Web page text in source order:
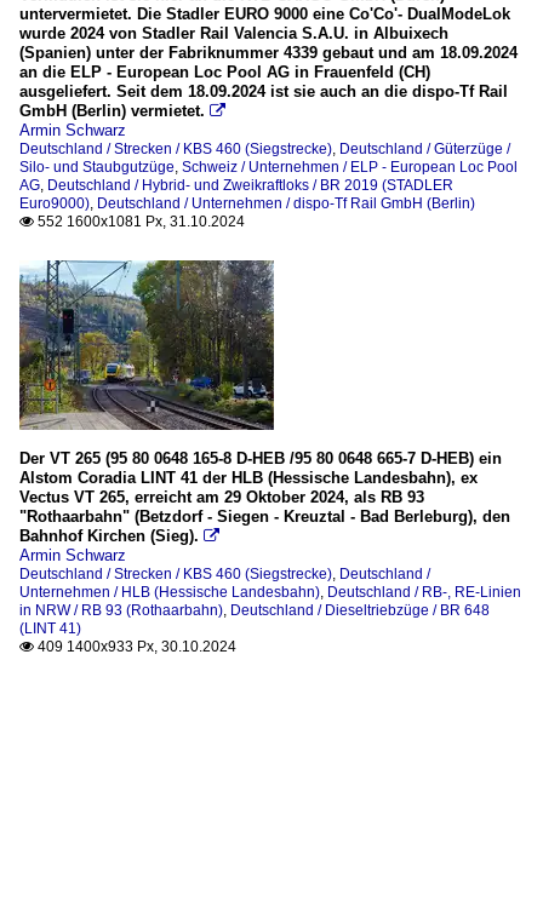
untervermietet. Die Stadler EURO 9000 eine Co'Co'- DualModeLok
wurde 2024 von Stadler Rail Valencia S.A.U. in Albuixech
(Spanien) unter der Fabriknummer 4339 gebaut und am 18.09.2024
an die ELP - European Loc Pool AG in Frauenfeld (CH)
ausgeliefert. Seit dem 18.09.2024 ist sie auch an die dispo-Tf Rail
GmbH (Berlin) vermietet. 
Armin Schwarz
Deutschland / Strecken / KBS 460 (Siegstrecke), Deutschland / Güterzüge /
Silo- und Staubgutzüge, Schweiz / Unternehmen / ELP - European Loc Pool
AG, Deutschland / Hybrid- und Zweikraftloks / BR 2019 (STADLER
Euro9000), Deutschland / Unternehmen / dispo-Tf Rail GmbH (Berlin)
 552 1600x1081 Px, 31.10.2024
Der VT 265 (95 80 0648 165-8 D-HEB /95 80 0648 665-7 D-HEB) ein
Alstom Coradia LINT 41 der HLB (Hessische Landesbahn), ex
Vectus VT 265, erreicht am 29 Oktober 2024, als RB 93
"Rothaarbahn" (Betzdorf - Siegen - Kreuztal - Bad Berleburg), den
Bahnhof Kirchen (Sieg). 
Armin Schwarz
Deutschland / Strecken / KBS 460 (Siegstrecke), Deutschland /
Unternehmen / HLB (Hessische Landesbahn), Deutschland / RB-, RE-Linien
in NRW / RB 93 (Rothaarbahn), Deutschland / Dieseltriebzüge / BR 648
(LINT 41)
 409 1400x933 Px, 30.10.2024